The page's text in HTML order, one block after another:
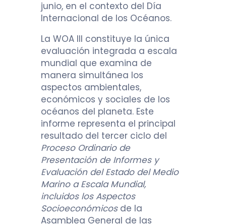
junio, en el contexto del Día
Internacional de los Océanos.
La WOA III constituye la única
evaluación integrada a escala
mundial que examina de
manera simultánea los
aspectos ambientales,
económicos y sociales de los
océanos del planeta. Este
informe representa el principal
resultado del tercer ciclo del
Proceso Ordinario de
Presentación de Informes y
Evaluación del Estado del Medio
Marino a Escala Mundial,
incluidos los Aspectos
Socioeconómicosde la
Asamblea General de las